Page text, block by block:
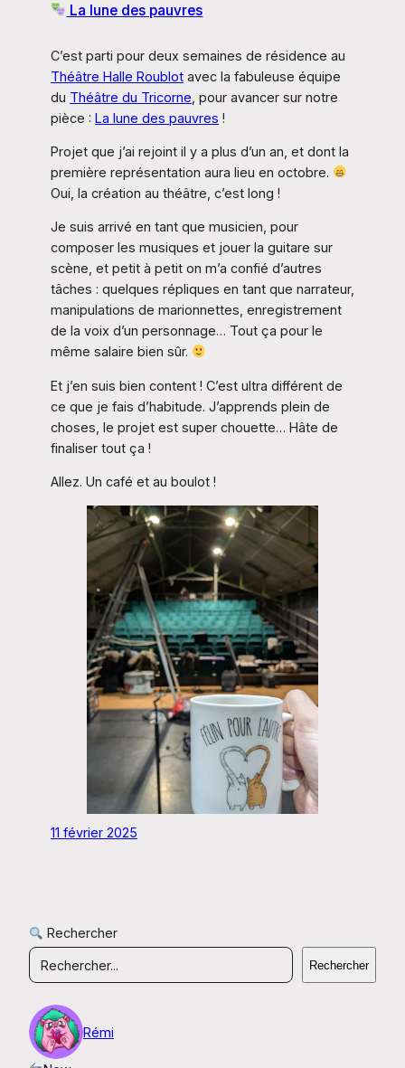
La lune des pauvres
C’est parti pour deux semaines de résidence au
Théâtre Halle Roublot avec la fabuleuse équipe
du Théâtre du Tricorne , pour avancer sur notre
pièce : La lune des pauvres !
Projet que j’ai rejoint il y a plus d’un an, et dont la
première représentation aura lieu en octobre.
Oui, la création au théâtre, c’est long !
Je suis arrivé en tant que musicien, pour
composer les musiques et jouer la guitare sur
scène, et petit à petit on m’a confié d’autres
tâches : quelques répliques en tant que narrateur,
manipulations de marionnettes, enregistrement
de la voix d’un personnage… Tout ça pour le
même salaire bien sûr.
Et j’en suis bien content ! C’est ultra différent de
ce que je fais d’habitude. J’apprends plein de
choses, le projet est super chouette… Hâte de
finaliser tout ça !
Allez. Un café et au boulot !
11 février 2025
Rechercher
Rechercher
Rémi